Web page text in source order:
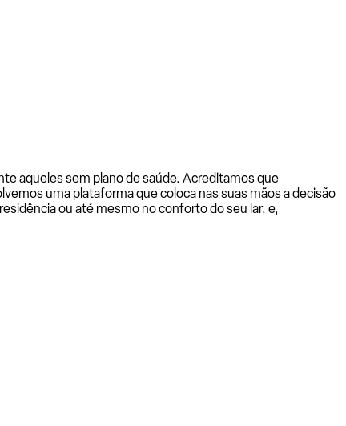
aqueles sem plano de saúde. Acreditamos que
uma plataforma que coloca nas suas mãos a decisão
ou até mesmo no conforto do seu lar, e,